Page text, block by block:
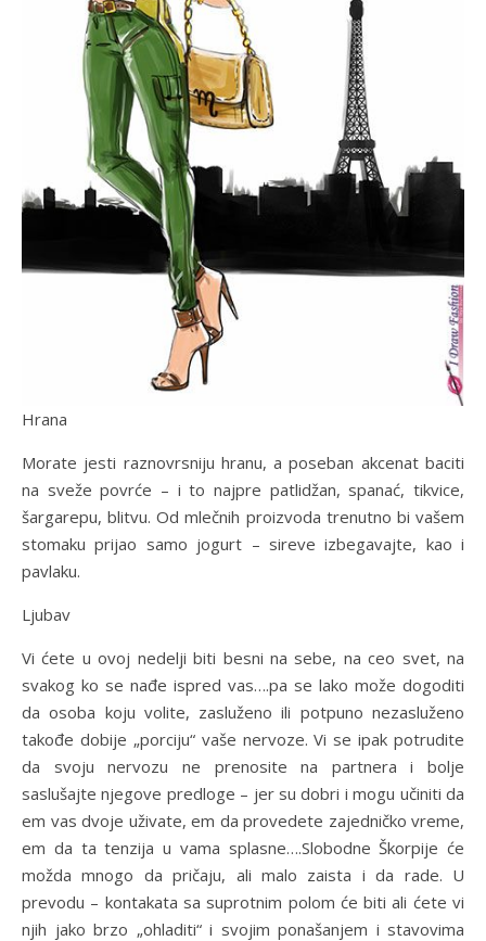
Hrana
Morate jesti raznovrsniju hranu, a poseban akcenat baciti
na sveže povrće – i to najpre patlidžan, spanać, tikvice,
šargarepu, blitvu. Od mlečnih proizvoda trenutno bi vašem
stomaku prijao samo jogurt – sireve izbegavajte, kao i
pavlaku.
Ljubav
Vi ćete u ovoj nedelji biti besni na sebe, na ceo svet, na
svakog ko se nađe ispred vas….pa se lako može dogoditi
da osoba koju volite, zasluženo ili potpuno nezasluženo
takođe dobije „porciju“ vaše nervoze. Vi se ipak potrudite
da svoju nervozu ne prenosite na partnera i bolje
saslušajte njegove predloge – jer su dobri i mogu učiniti da
em vas dvoje uživate, em da provedete zajedničko vreme,
em da ta tenzija u vama splasne….Slobodne Škorpije će
možda mnogo da pričaju, ali malo zaista i da rade. U
prevodu – kontakata sa suprotnim polom će biti ali ćete vi
njih jako brzo „ohladiti“ i svojim ponašanjem i stavovima